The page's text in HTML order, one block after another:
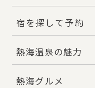
宿を探して予約
熱海温泉の魅力
熱海グルメ